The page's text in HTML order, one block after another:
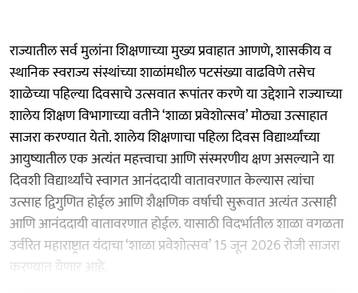
राज्यातील सर्व मुलांना शिक्षणाच्या मुख्य प्रवाहात आणणे, शासकीय व
स्थानिक स्वराज्य संस्थांच्या शाळांमधील पटसंख्या वाढविणे तसेच
शाळेच्या पहिल्या दिवसाचे उत्सवात रूपांतर करणे या उद्देशाने राज्याच्या
शालेय शिक्षण विभागाच्या वतीने ‘शाळा प्रवेशोत्सव’ मोठ्या उत्साहात
साजरा करण्यात येतो. शालेय शिक्षणाचा पहिला दिवस विद्यार्थ्यांच्या
आयुष्यातील एक अत्यंत महत्त्वाचा आणि संस्मरणीय क्षण असल्याने या
दिवशी विद्यार्थ्यांचे स्वागत आनंददायी वातावरणात केल्यास त्यांचा
उत्साह द्विगुणित होईल आणि शैक्षणिक वर्षाची सुरूवात अत्यंत उत्साही
आणि आनंददायी वातावरणात होईल. यासाठी विदर्भातील शाळा वगळता
उर्वरित महाराष्ट्रात यंदाचा ‘शाळा प्रवेशोत्सव’ 15 जून 2026 रोजी साजरा
करण्यात येणार आहे.